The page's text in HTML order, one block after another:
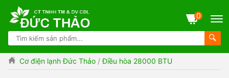
0
Cơ điện lạnh Đức Thảo /Điều hòa 28000 BTU